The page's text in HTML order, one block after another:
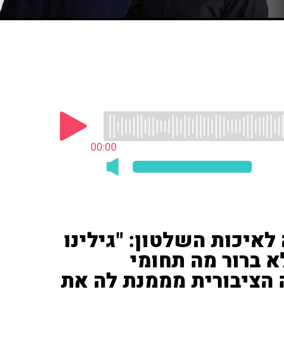
00:00
השלטון: "גילינו
ברור מה תחומי
מממנת לה את